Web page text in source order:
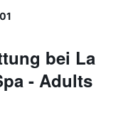
bei La
- Adults